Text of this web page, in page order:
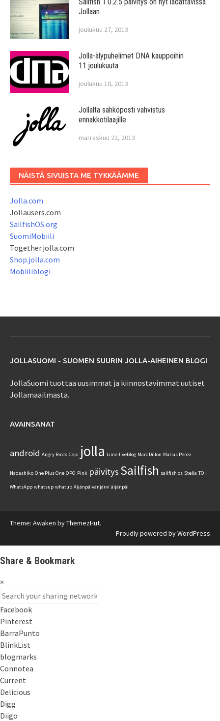
Jollaan
joulukuu 27, 2013
Jolla-älypuhelimet DNA kauppoihin
11.joulukuuta
joulukuu 10, 2013
Jollalta sähköposti vahvistus
ennakkotilaajille
marraskuu 22, 2013
NÄISTÄ SIVUISTA ME TYKKÄÄMME
Jolla.com
Jollausers.com
SailfishOS.org
SuomiMobiili
Together.jolla.com
Shop.jolla.com
Mobiiliblogi
JOLLASUOMI - SUOMEN SUURIN JOLLA-AIHEINEN BLOGI
JollaSuomi tuottaa uusimmat ja kiinnostavimmat uutiset
Jollamaailmasta.
AVAINSANAT
android Angry Birds Cepi jolla Lime liveblog Marc Dillon Matias Perez
Nadashiko One Plus One OPO Pink päivitys Sailfish sailfish os Stella TOH
WhatsApp whatsup whatup Äijänpäivänjärvi äijänpäi
Theme: Awaken byThemezHut.
Proudly powered by WordPress
Share & Bookmark
×
Facebook
Pinterest
BarraPunto
BlinkList
blogmarks
Connotea
Current
Delicious
Digg
Diigo